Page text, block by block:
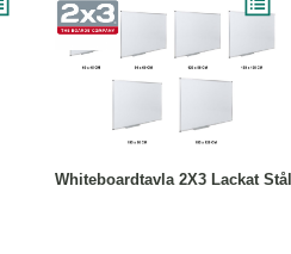
Whiteboardtavla 2X3 Lackat Stål
Läs mer